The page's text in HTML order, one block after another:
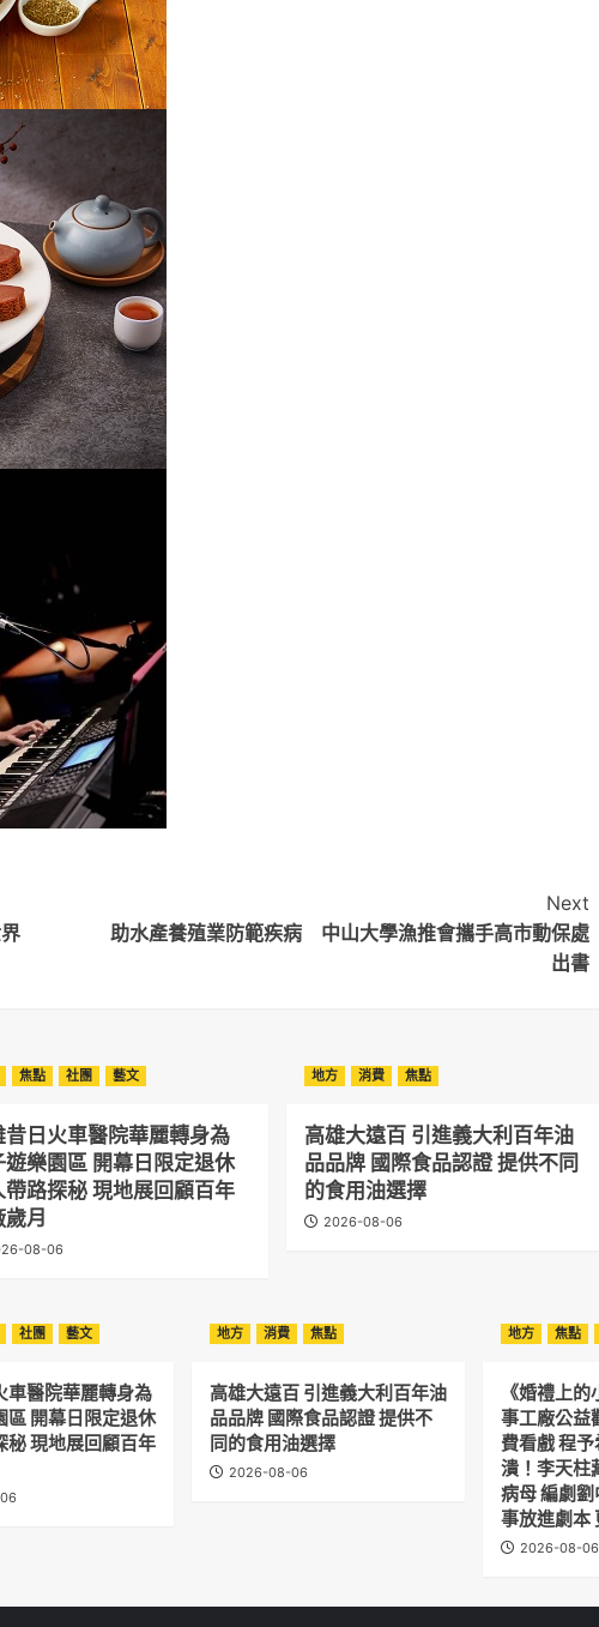
Next
助水產養殖業防範疾病 中山大學漁推會攜手高市動保處
出書
焦點 社團 藝文
昔日火車醫院華麗轉身為
遊樂園區 開幕日限定退休
帶路探秘 現地展回顧百年
月
08-06
地方 消費 焦點
高雄大遠百 引進義大利百年油
品品牌 國際食品認證 提供不同
的食用油選擇
2026-08-06
社團 藝文
車醫院華麗轉身為
區 開幕日限定退休
秘 現地展回顧百年
地方 消費 焦點
高雄大遠百 引進義大利百年油
品品牌 國際食品認證 提供不
同的食用油選擇
2026-08-06
地方 焦點
《婚禮上
事工廠公益
費看戲 程
潰！李天柱
病母 編劇
事放進劇本
2026-08-06